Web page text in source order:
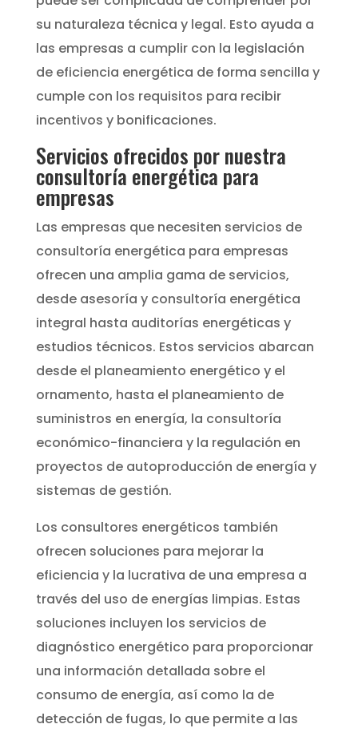
su naturaleza técnica y legal. Esto ayuda a
las empresas a cumplir con la legislación
de eficiencia energética de forma sencilla y
cumple con los requisitos para recibir
incentivos y bonificaciones.
Servicios ofrecidos por nuestra
consultoría energética para
empresas
Las empresas que necesiten servicios de
consultoría energética para empresas
ofrecen una amplia gama de servicios,
desde asesoría y consultoría energética
integral hasta auditorías energéticas y
estudios técnicos. Estos servicios abarcan
desde el planeamiento energético y el
ornamento, hasta el planeamiento de
suministros en energía, la consultoría
económico-financiera y la regulación en
proyectos de autoproducción de energía y
sistemas de gestión.
Los consultores energéticos también
ofrecen soluciones para mejorar la
eficiencia y la lucrativa de una empresa a
través del uso de energías limpias. Estas
soluciones incluyen los servicios de
diagnóstico energético para proporcionar
una información detallada sobre el
consumo de energía, así como la de
detección de fugas, lo que permite a las